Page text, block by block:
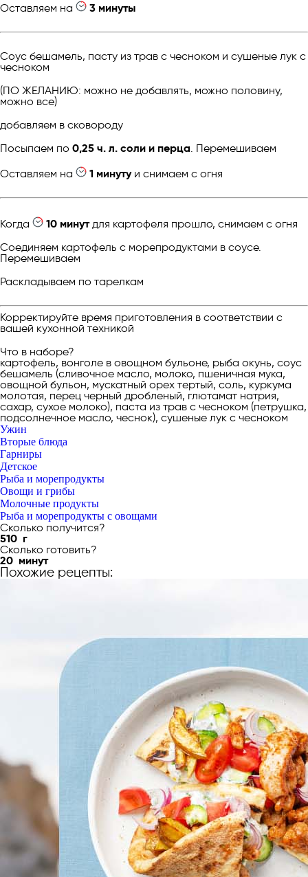
Оставляем на
3 минуты
Соус бешамель, пасту из трав с чесноком и сушеные лук с
чесноком
(ПО ЖЕЛАНИЮ: можно не добавлять, можно половину,
можно все)
добавляем в сковороду
Посыпаем по 0,25 ч. л. соли и перца . Перемешиваем
Оставляем на
1 минутуи снимаем с огня
Когда 10 минутдля картофеля прошло, снимаем с огня
Соединяем картофель с морепродуктами в соусе.
Перемешиваем
Раскладываем по тарелкам
Корректируйте время приготовления в соответствии с
вашей кухонной техникой
Что в наборе?
картофель, вонголе в овощном бульоне, рыба окунь, соус
бешамель (сливочное масло, молоко, пшеничная мука,
овощной бульон, мускатный орех тертый, соль, куркума
молотая, перец черный дробленый, глютамат натрия,
сахар, сухое молоко), паста из трав с чесноком (петрушка,
подсолнечное масло, чеснок), сушеные лук с чесноком
Ужин
Вторые блюда
Гарниры
Детское
Рыба и морепродукты
Овощи и грибы
Молочные продукты
Рыба и морепродукты с овощами
Сколько получится?
510 г
Сколько готовить?
20 минут
Похожие рецепты: